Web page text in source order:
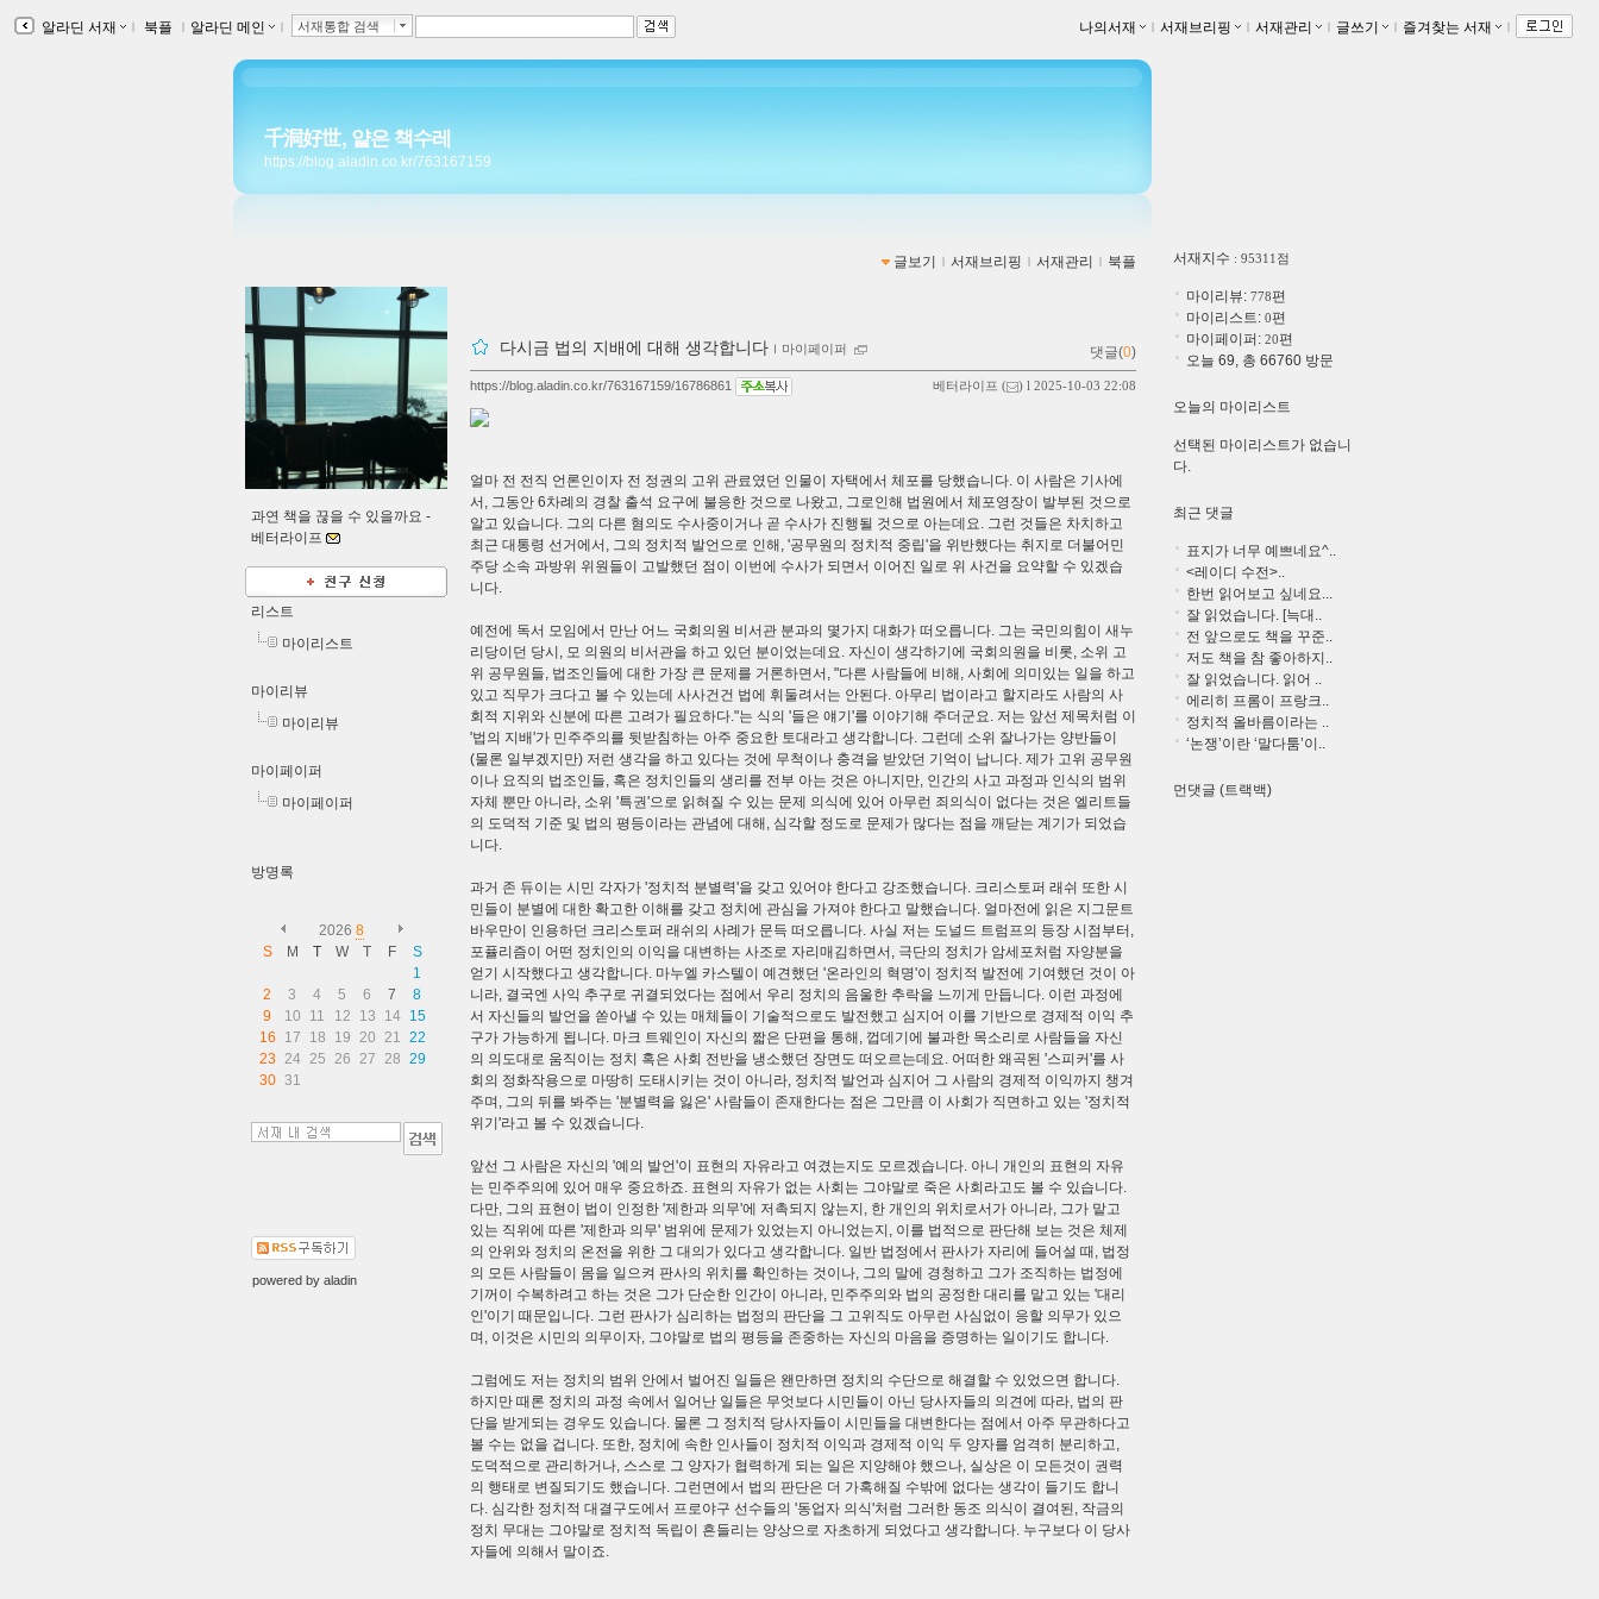
알라딘 서재 ｌ 북플 ｌ 알라딘 메인 ｌ 서재통합 검색 나의서재 ｌ 서재브리핑 ｌ 서재관리 ｌ 글쓰기 ｌ 즐겨찾는 서재 ｌ
千洞好世, 얕은 책수레
https://blog.aladin.co.kr/763167159
글보기 ｌ 서재브리핑 ｌ 서재관리 ｌ 북플
과연 책을 끊을 수 있을까요 -
베터라이프
리스트
마이리스트
마이리뷰
마이리뷰
마이페이퍼
마이페이퍼
방명록
2026 8
S
M T W T F
S
1
2
3 4 5 6 7
8
9
10 11 12 13 14
15
16
17 18 19 20 21 22
23 24 25 26 27 28 29
30 31
powered by aladin
다시금 법의 지배에 대해 생각합니다 ｌ 마이페이퍼 댓글(0)
베터라이프 ( ) l 2025-10-03 22:08
https://blog.aladin.co.kr/763167159/16786861
얼마 전 전직 언론인이자 전 정권의 고위 관료였던 인물이 자택에서 체포를 당했습니다. 이 사람은 기사에
서, 그동안 6차례의 경찰 출석 요구에 불응한 것으로 나왔고, 그로인해 법원에서 체포영장이 발부된 것으로
알고 있습니다. 그의 다른 혐의도 수사중이거나 곧 수사가 진행될 것으로 아는데요. 그런 것들은 차치하고
최근 대통령 선거에서, 그의 정치적 발언으로 인해, '공무원의 정치적 중립'을 위반했다는 취지로 더불어민
주당 소속 과방위 위원들이 고발했던 점이 이번에 수사가 되면서 이어진 일로 위 사건을 요약할 수 있겠습
니다.
예전에 독서 모임에서 만난 어느 국회의원 비서관 분과의 몇가지 대화가 떠오릅니다. 그는 국민의힘이 새누
리당이던 당시, 모 의원의 비서관을 하고 있던 분이었는데요. 자신이 생각하기에 국회의원을 비롯, 소위 고
위 공무원들, 법조인들에 대한 가장 큰 문제를 거론하면서, "다른 사람들에 비해, 사회에 의미있는 일을 하고
있고 직무가 크다고 볼 수 있는데 사사건건 법에 휘둘려서는 안된다. 아무리 법이라고 할지라도 사람의 사
회적 지위와 신분에 따른 고려가 필요하다."는 식의 '들은 얘기'를 이야기해 주더군요. 저는 앞선 제목처럼 이
'법의 지배'가 민주주의를 뒷받침하는 아주 중요한 토대라고 생각합니다. 그런데 소위 잘나가는 양반들이
(물론 일부겠지만) 저런 생각을 하고 있다는 것에 무척이나 충격을 받았던 기억이 납니다. 제가 고위 공무원
이나 요직의 법조인들, 혹은 정치인들의 생리를 전부 아는 것은 아니지만, 인간의 사고 과정과 인식의 범위
자체 뿐만 아니라, 소위 '특권'으로 읽혀질 수 있는 문제 의식에 있어 아무런 죄의식이 없다는 것은 엘리트들
의 도덕적 기준 및 법의 평등이라는 관념에 대해, 심각할 정도로 문제가 많다는 점을 깨닫는 계기가 되었습
니다.
과거 존 듀이는 시민 각자가 '정치적 분별력'을 갖고 있어야 한다고 강조했습니다. 크리스토퍼 래쉬 또한 시
민들이 분별에 대한 확고한 이해를 갖고 정치에 관심을 가져야 한다고 말했습니다. 얼마전에 읽은 지그문트
바우만이 인용하던 크리스토퍼 래쉬의 사례가 문득 떠오릅니다. 사실 저는 도널드 트럼프의 등장 시점부터,
포퓰리즘이 어떤 정치인의 이익을 대변하는 사조로 자리매김하면서, 극단의 정치가 암세포처럼 자양분을
얻기 시작했다고 생각합니다. 마누엘 카스텔이 예견했던 '온라인의 혁명'이 정치적 발전에 기여했던 것이 아
니라, 결국엔 사익 추구로 귀결되었다는 점에서 우리 정치의 음울한 추락을 느끼게 만듭니다. 이런 과정에
서 자신들의 발언을 쏟아낼 수 있는 매체들이 기술적으로도 발전했고 심지어 이를 기반으로 경제적 이익 추
구가 가능하게 됩니다. 마크 트웨인이 자신의 짧은 단편을 통해, 껍데기에 불과한 목소리로 사람들을 자신
의 의도대로 움직이는 정치 혹은 사회 전반을 냉소했던 장면도 떠오르는데요. 어떠한 왜곡된 '스피커'를 사
회의 정화작용으로 마땅히 도태시키는 것이 아니라, 정치적 발언과 심지어 그 사람의 경제적 이익까지 챙겨
주며, 그의 뒤를 봐주는 '분별력을 잃은' 사람들이 존재한다는 점은 그만큼 이 사회가 직면하고 있는 '정치적
위기'라고 볼 수 있겠습니다.
앞선 그 사람은 자신의 '예의 발언'이 표현의 자유라고 여겼는지도 모르겠습니다. 아니 개인의 표현의 자유
는 민주주의에 있어 매우 중요하죠. 표현의 자유가 없는 사회는 그야말로 죽은 사회라고도 볼 수 있습니다.
다만, 그의 표현이 법이 인정한 '제한과 의무'에 저촉되지 않는지, 한 개인의 위치로서가 아니라, 그가 맡고
있는 직위에 따른 '제한과 의무' 범위에 문제가 있었는지 아니었는지, 이를 법적으로 판단해 보는 것은 체제
의 안위와 정치의 온전을 위한 그 대의가 있다고 생각합니다. 일반 법정에서 판사가 자리에 들어설 때, 법정
의 모든 사람들이 몸을 일으켜 판사의 위치를 확인하는 것이나, 그의 말에 경청하고 그가 조직하는 법정에
기꺼이 수복하려고 하는 것은 그가 단순한 인간이 아니라, 민주주의와 법의 공정한 대리를 맡고 있는 '대리
인'이기 때문입니다. 그런 판사가 심리하는 법정의 판단을 그 고위직도 아무런 사심없이 응할 의무가 있으
며, 이것은 시민의 의무이자, 그야말로 법의 평등을 존중하는 자신의 마음을 증명하는 일이기도 합니다.
그럼에도 저는 정치의 범위 안에서 벌어진 일들은 왠만하면 정치의 수단으로 해결할 수 있었으면 합니다.
하지만 때론 정치의 과정 속에서 일어난 일들은 무엇보다 시민들이 아닌 당사자들의 의견에 따라, 법의 판
단을 받게되는 경우도 있습니다. 물론 그 정치적 당사자들이 시민들을 대변한다는 점에서 아주 무관하다고
볼 수는 없을 겁니다. 또한, 정치에 속한 인사들이 정치적 이익과 경제적 이익 두 양자를 엄격히 분리하고,
도덕적으로 관리하거나, 스스로 그 양자가 협력하게 되는 일은 지양해야 했으나, 실상은 이 모든것이 권력
의 행태로 변질되기도 했습니다. 그런면에서 법의 판단은 더 가혹해질 수밖에 없다는 생각이 들기도 합니
다. 심각한 정치적 대결구도에서 프로야구 선수들의 '동업자 의식'처럼 그러한 동조 의식이 결여된, 작금의
정치 무대는 그야말로 정치적 독립이 흔들리는 양상으로 자초하게 되었다고 생각합니다. 누구보다 이 당사
자들에 의해서 말이죠.
서재지수 : 95311점
마이리뷰: 778편
마이리스트: 0편
마이페이퍼: 20편
오늘 69, 총 66760 방문
오늘의 마이리스트
선택된 마이리스트가 없습니
다.
최근 댓글
표지가 너무 예쁘네요^..
<레이디 수전>..
한번 읽어보고 싶네요...
잘 읽었습니다. [늑대..
전 앞으로도 책을 꾸준..
저도 책을 참 좋아하지..
잘 읽었습니다. 읽어 ..
에리히 프롬이 프랑크..
정치적 올바름이라는 ..
‘논쟁’이란 ‘말다툼’이..
먼댓글 (트랙백)